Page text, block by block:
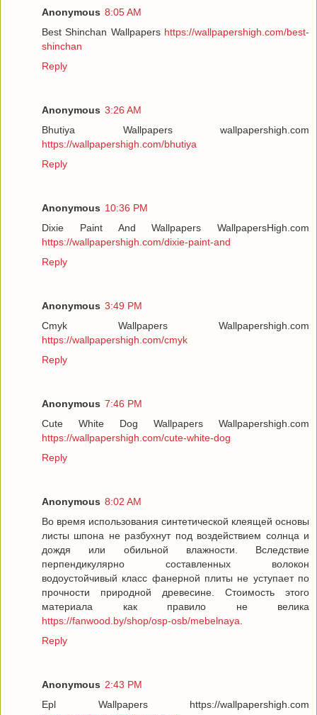
Anonymous 8:05 AM
Best Shinchan Wallpapers https://wallpapershigh.com/best-
shinchan
Reply
Anonymous 3:26 AM
Bhutiya Wallpapers wallpapershigh.com
https://wallpapershigh.com/bhutiya
Reply
Anonymous 10:36 PM
Dixie Paint And Wallpapers WallpapersHigh.com
https://wallpapershigh.com/dixie-paint-and
Reply
Anonymous 3:49 PM
Cmyk Wallpapers Wallpapershigh.com
https://wallpapershigh.com/cmyk
Reply
Anonymous 7:46 PM
Cute White Dog Wallpapers Wallpapershigh.com
https://wallpapershigh.com/cute-white-dog
Reply
Anonymous 8:02 AM
Во время использования синтетической клеящей основы
листы шпона не разбухнут под воздействием солнца и
дождя или обильной влажности. Вследствие
перпендикулярно составленных волокон
водоустойчивый класс фанерной плиты не уступает по
прочности природной древесине. Стоимость этого
материала как правило не велика
https://fanwood.by/shop/osp-osb/mebelnaya
Reply
Anonymous 2:43 PM
Epl Wallpapers https://wallpapershigh.com